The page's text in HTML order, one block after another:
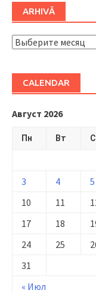
ARHIVĂ
ARHIVĂ
CALENDAR
Август 2026
Пн Вт
« Июл
3
4 5
10
11
17
18
24
25
31